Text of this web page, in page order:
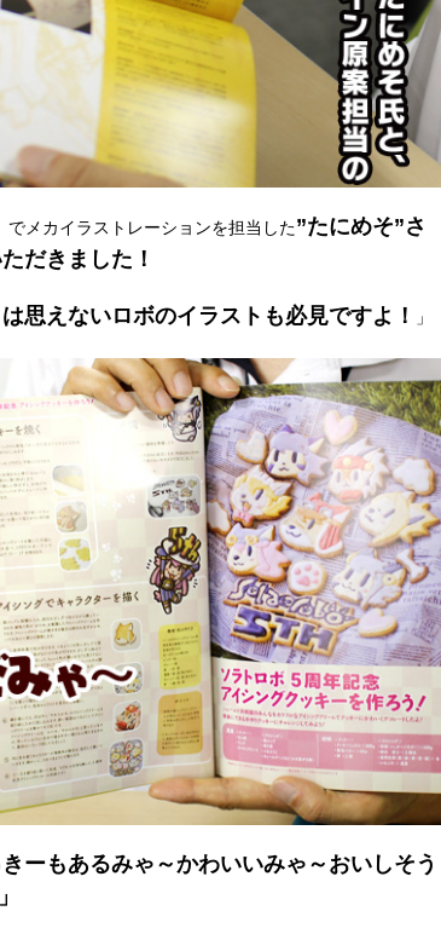
メカイラストレーションを担当した”たにめそ”さ
だきました！
思えないロボのイラストも必見ですよ！ 」
ーもあるみゃ～かわいいみゃ～おいしそう